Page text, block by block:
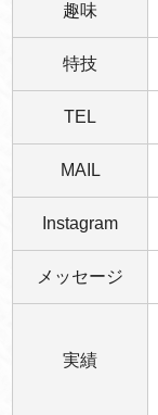
趣味
特技
TEL
MAIL
Instagram
メッセージ
実績